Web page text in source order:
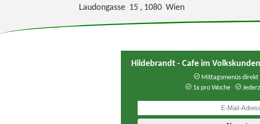
Laudongasse 15 , 1080 Wien
Hildebrandt - Cafe im
Mittagsmenüs direkt
1x pro Woche